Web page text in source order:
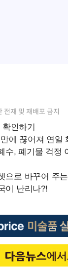
재 및 재배포 금지